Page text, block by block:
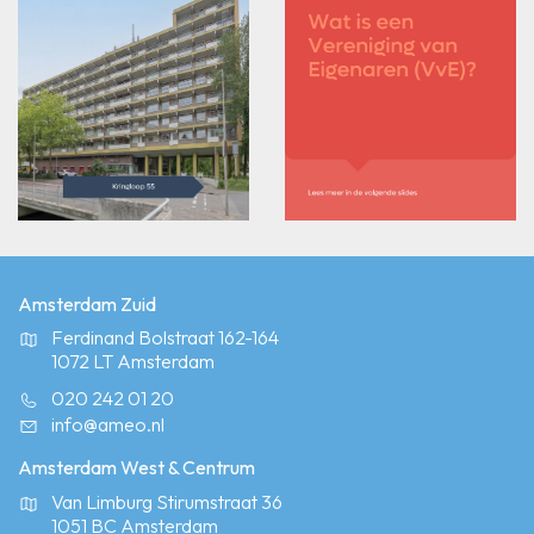
Amsterdam Zuid
Ferdinand Bolstraat 162-164
1072 LT Amsterdam
020 242 01 20
info@ameo.nl
Amsterdam West & Centrum
Van Limburg Stirumstraat 36
1051 BC Amsterdam